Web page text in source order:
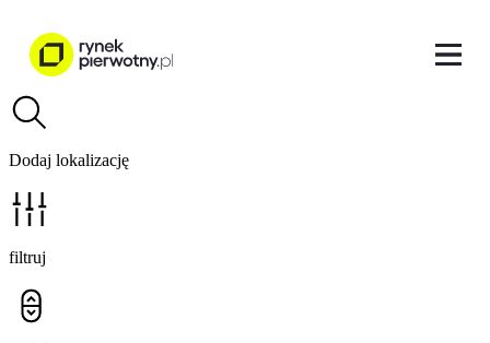
Dodaj lokalizację
filtruj